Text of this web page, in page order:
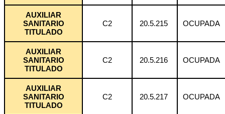
AUXILIAR
SANITARIO
TITULADO
C2 20.5.215 OCUPADA
AUXILIAR
SANITARIO
TITULADO
C2 20.5.216 OCUPADA
AUXILIAR
SANITARIO
TITULADO
C2 20.5.217 OCUPADA